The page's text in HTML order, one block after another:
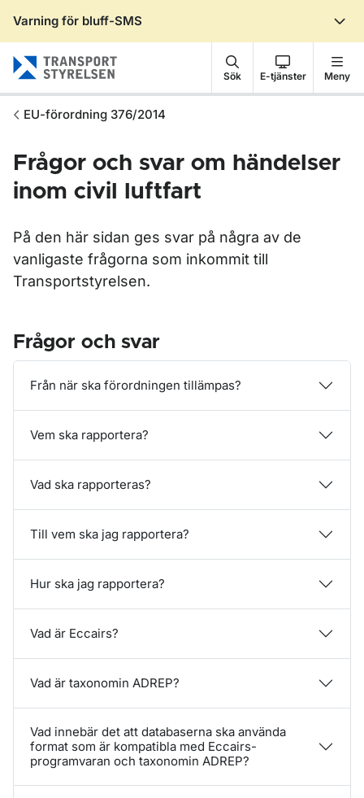
Varning för bluff-SMS
Sök E-tjänster Meny
EU-förordning 376/2014
Frågor och svar om händelser
inom civil luftfart
På den här sidan ges svar på några av de
vanligaste frågorna som inkommit till
Transportstyrelsen.
Frågor och svar
Från när ska förordningen tillämpas?
Vem ska rapportera?
Vad ska rapporteras?
Till vem ska jag rapportera?
Hur ska jag rapportera?
Vad är Eccairs?
Vad är taxonomin ADREP?
Vad innebär det att databaserna ska använda
format som är kompatibla med Eccairs-
programvaran och taxonomin ADREP?